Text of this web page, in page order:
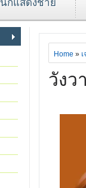
นักแสดงชาย
Home »
วังว